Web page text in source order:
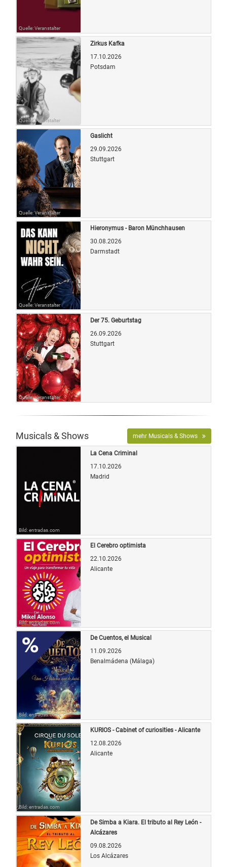
Quelle: Veranstalter
Quelle: Veranstalter
Zirkus Kafka
17.10.2026
Potsdam
Quelle: Veranstalter
Gaslicht
29.09.2026
Stuttgart
Quelle: Veranstalter
Hieronymus - Baron Münchhausen
30.08.2026
Darmstadt
Quelle: Veranstalter
Der 75. Geburtstag
26.09.2026
Stuttgart
Musicals & Shows mehr Musicals & Shows
Bild: entradas.com
La Cena Criminal
17.10.2026
Madrid
Bild: entradas.com
El Cerebro optimista
22.10.2026
Alicante
Bild: entradas.com
De Cuentos, el Musical
11.09.2026
Benalmádena (Málaga)
Bild: entradas.com
KURIOS - Cabinet of curiosities - Alicante
12.08.2026
Alicante
De Simba a Kiara. El tributo al Rey León -
Alcázares
09.08.2026
Los Alcázares